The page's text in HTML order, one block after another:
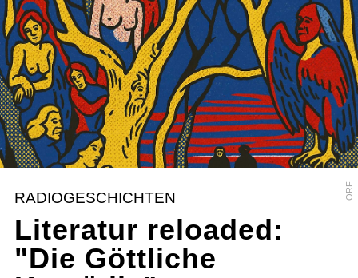
ORF
RADIOGESCHICHTEN
Literatur reloaded:
"Die Göttliche